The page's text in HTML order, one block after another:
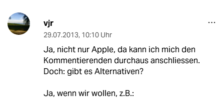
vjr
29.07.2013, 10:10 Uhr
Ja, nicht nur Apple, da kann ich mich den
Kommentierenden durchaus anschliessen.
Doch: gibt es Alternativen?
Ja, wenn wir wollen, z.B.: